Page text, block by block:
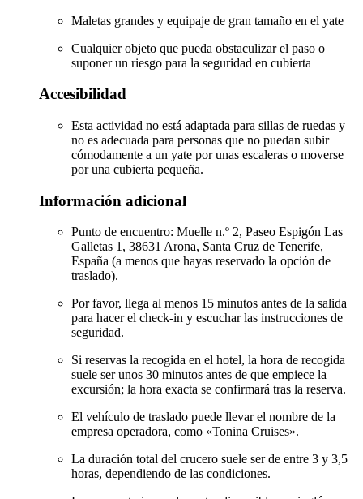
Maletas grandes y equipaje de gran tamaño en el yate
Cualquier objeto que pueda obstaculizar el paso o
suponer un riesgo para la seguridad en cubierta
Accesibilidad
Esta actividad no está adaptada para sillas de ruedas y
no es adecuada para personas que no puedan subir
cómodamente a un yate por unas escaleras o moverse
por una cubierta pequeña.
Información adicional
Punto de encuentro: Muelle n.º 2, Paseo Espigón Las
Galletas 1, 38631 Arona, Santa Cruz de Tenerife,
España (a menos que hayas reservado la opción de
traslado).
Por favor, llega al menos 15 minutos antes de la salida
para hacer el check-in y escuchar las instrucciones de
seguridad.
Si reservas la recogida en el hotel, la hora de recogida
suele ser unos 30 minutos antes de que empiece la
excursión; la hora exacta se confirmará tras la reserva.
El vehículo de traslado puede llevar el nombre de la
empresa operadora, como «Tonina Cruises».
La duración total del crucero suele ser de entre 3 y 3,5
horas, dependiendo de las condiciones.